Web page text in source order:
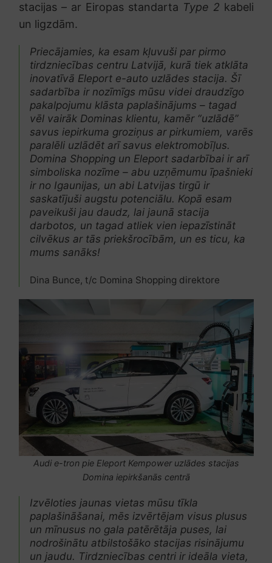
stacijas – ar Eiropas standarta Type 2 kabeli
un ligzdām.
Priecājamies, ka esam kļuvuši par pirmo
tirdzniecības centru Latvijā, kurā tiek atklāta
inovatīvā Eleport e-auto uzlādes stacija. Šī
sadarbība ir nozīmīgs mūsu videi draudzīgo
pakalpojumu klāsta paplašinājums – tagad
vēl vairāk Dominas klientu, kamēr “uzlādē”
savus iepirkuma groziņus ar pirkumiem, varēs
paralēli uzlādēt arī savus elektromobīļus.
Domina Shopping un Eleport sadarbībai ir arī
simboliska nozīme – abu uzņēmumu īpašnieki
ir no Igaunijas, un abi Latvijas tirgū ir
saskatījuši augstu potenciālu. Kopā esam
paveikuši jau daudz, lai jaunā stacija
darbotos, un tagad atliek vien iepazīstināt
cilvēkus ar tās priekšrocībām, un es ticu, ka
mums sanāks!
Dina Bunce, t/c Domina Shopping direktore
Audi e-tron pie Eleport Kempower uzlādes stacijas
Domina iepirkšanās centrā
Izvēloties jaunas vietas mūsu tīkla
paplašināšanai, mēs izvērtējam visus plusus
un mīnusus no gala patērētāja puses, lai
nodrošinātu atbilstošāko stacijas risinājumu
un jaudu. Tirdzniecības centri ir ideāla vieta,